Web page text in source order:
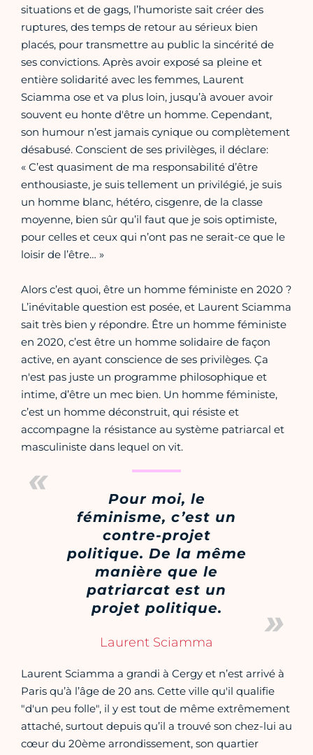
situations et de gags, l’humoriste sait créer des
ruptures, des temps de retour au sérieux bien
placés, pour transmettre au public la sincérité de
ses convictions. Après avoir exposé sa pleine et
entière solidarité avec les femmes, Laurent
Sciamma ose et va plus loin, jusqu’à avouer avoir
souvent eu honte d'être un homme. Cependant,
son humour n’est jamais cynique ou complètement
désabusé. Conscient de ses privilèges, il déclare:
« C’est quasiment de ma responsabilité d’être
enthousiaste, je suis tellement un privilégié, je suis
un homme blanc, hétéro, cisgenre, de la classe
moyenne, bien sûr qu’il faut que je sois optimiste,
pour celles et ceux qui n’ont pas ne serait-ce que le
loisir de l’être… »
Alors c’est quoi, être un homme féministe en 2020 ?
L’inévitable question est posée, et Laurent Sciamma
sait très bien y répondre. Être un homme féministe
en 2020, c’est être un homme solidaire de façon
active, en ayant conscience de ses privilèges. Ça
n'est pas juste un programme philosophique et
intime, d’être un mec bien. Un homme féministe,
c’est un homme déconstruit, qui résiste et
accompagne la résistance au système patriarcal et
masculiniste dans lequel on vit.
Pour moi, le
féminisme, c’est un
contre-projet
politique. De la même
manière que le
patriarcat est un
projet politique.
Laurent Sciamma
Laurent Sciamma a grandi à Cergy et n’est arrivé à
Paris qu’à l’âge de 20 ans. Cette ville qu'il qualifie
"d'un peu folle", il y est tout de même extrêmement
attaché, surtout depuis qu’il a trouvé son chez-lui au
cœur du 20ème arrondissement, son quartier